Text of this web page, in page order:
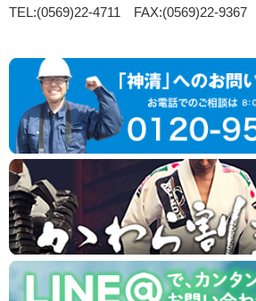
TEL:(0569)22-4711 FAX:(0569)22-9367